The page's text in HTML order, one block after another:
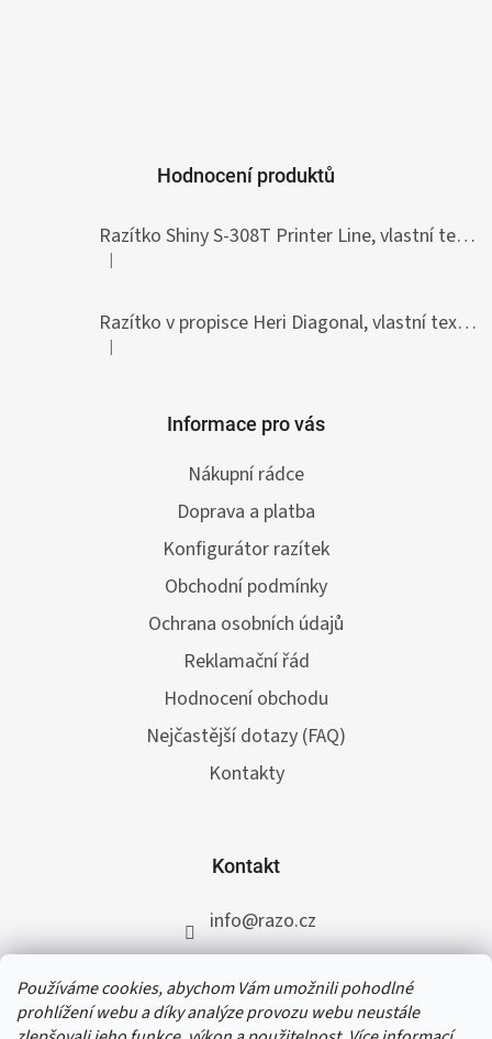
Používáme cookies, abychom Vám umožnili pohodlné
prohlížení webu a díky analýze provozu webu neustále
Hodnocení produktů
Razítko Shiny S-308T Printer Line, vlastní text 45 x 10 mm
Hodnocení produktu je 5 z 5 hvězdiček.
|
Razítko v propisce Heri Diagonal, vlastní text 33 x 8,7 mm
Hodnocení produktu je 5 z 5 hvězdiček.
|
Informace pro vás
Nákupní rádce
Doprava a platba
Konfigurátor razítek
Obchodní podmínky
Ochrana osobních údajů
Reklamační řád
Hodnocení obchodu
Nejčastější dotazy (FAQ)
Kontakty
Kontakt
info@razo.cz
+420 731 422 117
RAZO.cz